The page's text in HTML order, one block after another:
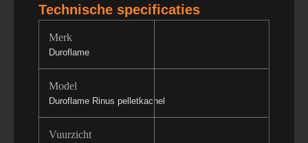
Technische specificaties
Merk
Duroflame
Model
Duroflame Rinus pelletkachel
Vuurzicht